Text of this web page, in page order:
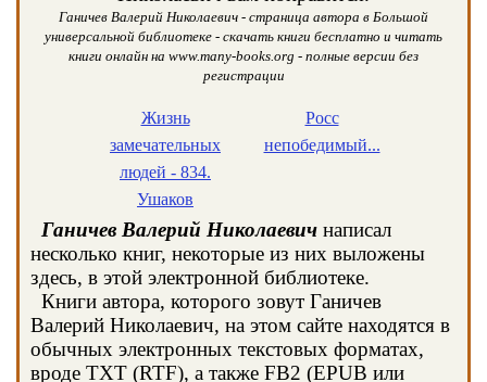
Ганичев Валерий Николаевич - страница автора в Большой
универсальной библиотеке - скачать книги бесплатно и читать
книги онлайн на www.many-books.org - полные версии без
регистрации
Жизнь
замечательных
людей - 834.
Ушаков
Росс
непобедимый...
Ганичев Валерий Николаевич написал
несколько книг, некоторые из них выложены
здесь, в этой электронной библиотеке.
Книги автора, которого зовут Ганичев
Валерий Николаевич, на этом сайте находятся в
обычных электронных текстовых форматах,
вроде TXT (RTF), а также FB2 (EPUB или